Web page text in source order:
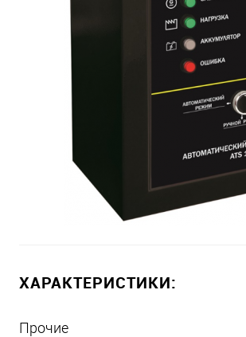
ХАРАКТЕРИСТИКИ:
Прочие